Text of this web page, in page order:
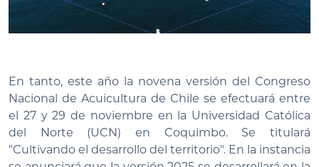
En tanto, este año la novena versión del Congreso
Nacional de Acuicultura de Chile se efectuará entre
el 27 y 29 de noviembre en la Universidad Católica
del Norte (UCN) en Coquimbo. Se titulará
"Cultivando el desarrollo del territorio". En la instancia